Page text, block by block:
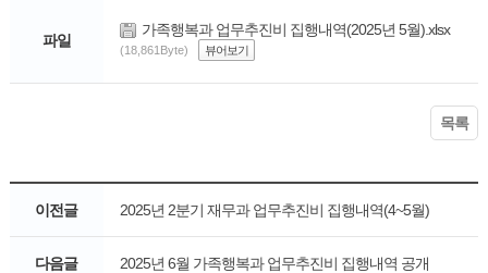
파일
가족행복과 업무추진비 집행내역(2025년 5월).xlsx
(18,861Byte) 뷰어보기
목록
이전글 2025년 2분기 재무과 업무추진비 집행내역(4~5월)
다음글 2025년 6월 가족행복과 업무추진비 집행내역 공개